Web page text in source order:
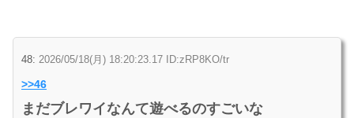
48: 2026/05/18(月) 18:20:23.17 ID:zRP8KO/tr
>>46
まだブレワイなんて遊べるのすごいな